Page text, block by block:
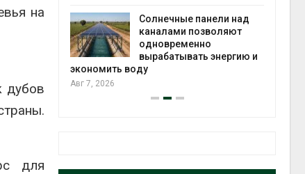
на
дубов
для
Солнечные панели над
каналами позволяют
одновременно
вырабатывать энергию и
экономить воду
Авг 7, 2026